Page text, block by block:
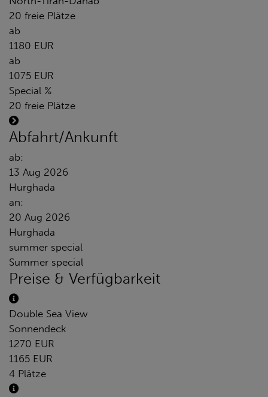
20 freie Plätze
ab
1180 EUR
ab
1075 EUR
Special %
20 freie Plätze
Abfahrt/Ankunft
ab:
13 Aug 2026
Hurghada
an:
20 Aug 2026
Hurghada
summer special
Summer special
Preise & Verfügbarkeit
Double Sea View
Sonnendeck
1270 EUR
1165 EUR
4 Plätze